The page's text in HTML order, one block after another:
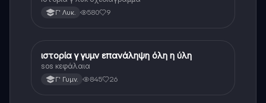
Γ' Λυκ. 580 9
Ιστορία
ιστορία γ γυμν επανάληψη όλη η ύλη
sos κεφάλαια
Γ' Γυμν. 845 26